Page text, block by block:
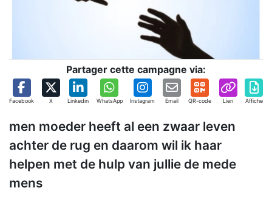
Partager cette campagne via:
Facebook X Linkedin WhatsApp Instagram Email QR-code Lien Affiche
men moeder heeft al een zwaar leven
achter de rug en daarom wil ik haar
helpen met de hulp van jullie de mede
mens